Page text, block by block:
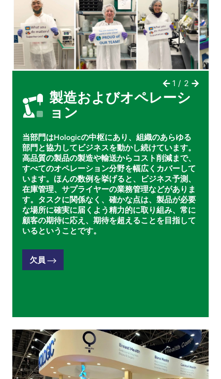
製造およびオペレーシ
ョン
当部門はHologicの中枢にあり、組織のあらゆる
部門と協力してビジネスを動かし続けています。
高品質の製品の製造や輸送からコスト削減まで、
すべてのオペレーション分野を幅広くカバーして
います。ほんの数例を挙げると、ビジネス予測、
在庫管理、サプライヤーの業務管理などがありま
す。タスクに関係なく、確かな点は、製品が必要
な場所に確実に届くよう精力的に取り組み、常に
顧客の期待に応え、期待を超えることを目指して
いるということです。
欠員